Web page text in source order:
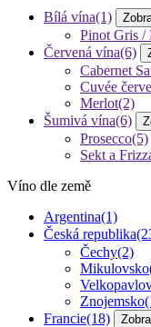
Bílá vína(1)
Pinot Gris /
Červená vína(6)
Cabernet
Cuvée
Merlot(2)
Šumivá vína(6)
Prosecco(5)
Sekt a
Víno dle země
Argentina(1)
Česká republika
Čechy(2)
Mikulovsko
Znojemsko
Francie(18)